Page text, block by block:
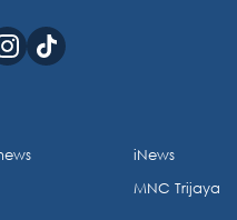
iNews
MNC Trijaya